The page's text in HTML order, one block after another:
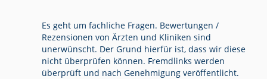
Es geht um fachliche Fragen. Bewertungen /
Rezensionen von Ärzten und Kliniken sind
unerwünscht. Der Grund hierfür ist, dass wir diese
nicht überprüfen können. Fremdlinks werden
überprüft und nach Genehmigung veröffentlicht.